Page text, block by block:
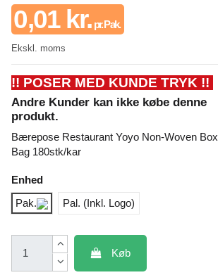
0,01 kr. pr. Pak.
Ekskl. moms
!! POSER MED KUNDE TRYK !!
Andre Kunder kan ikke købe denne
produkt.
Bærepose Restaurant Yoyo Non-Woven Box
Bag 180stk/kar
Enhed
Pak.
Pal. (Inkl. Logo)
Køb